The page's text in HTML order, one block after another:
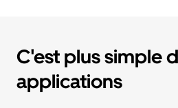
C'est plus simple
applications